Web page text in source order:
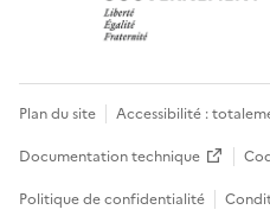
Plan du site Accessibilité :
Documentation technique
Politique de confidentialité